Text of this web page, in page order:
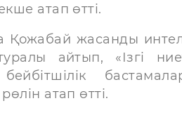
атап өтті.
Қожабай жасанды
айтып, «Ізгі
атап өтті.